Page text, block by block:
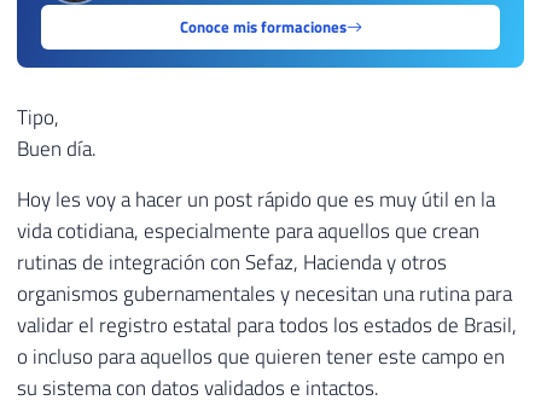
Conoce mis formaciones
Tipo,
Buen día.
Hoy les voy a hacer un post rápido que es muy útil en la
vida cotidiana, especialmente para aquellos que crean
rutinas de integración con Sefaz, Hacienda y otros
organismos gubernamentales y necesitan una rutina para
validar el registro estatal para todos los estados de Brasil,
o incluso para aquellos que quieren tener este campo en
su sistema con datos validados e intactos.